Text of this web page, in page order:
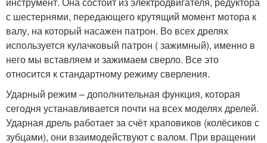
с шестернями, передающего крутящий момент мотора к
валу, на который насажен патрон. Во всех дрелях
используется кулачковый патрон ( зажимный), именно в
него мы вставляем и зажимаем сверло. Все это
относится к стандартному режиму сверления.
Ударный режим – дополнительная функция, которая
сегодня устанавливается почти на всех моделях дрелей.
Ударная дрель работает за счёт храповиков (колёсиков с
зубцами), они взаимодействуют с валом. При вращении